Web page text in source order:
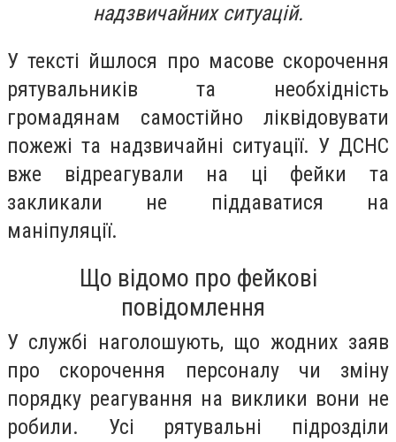
надзвичайних ситуацій.
У тексті йшлося про масове скорочення
рятувальників та необхідність
громадянам самостійно ліквідовувати
пожежі та надзвичайні ситуації. У ДСНС
вже відреагували на ці фейки та
закликали не піддаватися на
маніпуляції.
Що відомо про фейкові
повідомлення
У службі наголошують, що жодних заяв
про скорочення персоналу чи зміну
порядку реагування на виклики вони не
робили. Усі рятувальні підрозділи